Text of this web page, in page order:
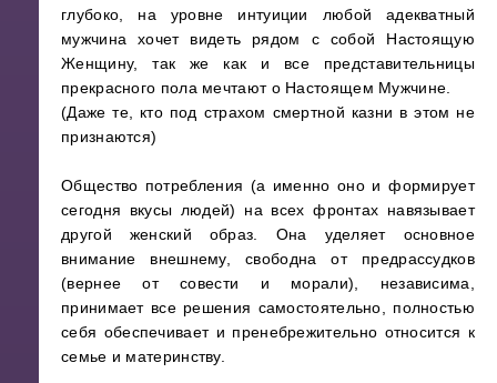
глубоко, на уровне интуиции любой адекватный
мужчина хочет видеть рядом с собой Настоящую
Женщину, так же как и все представительницы
прекрасного пола мечтают о Настоящем Мужчине.
(Даже те, кто под страхом смертной казни в этом не
признаются)
Общество потребления (а именно оно и формирует
сегодня вкусы людей) на всех фронтах навязывает
другой женский образ. Она уделяет основное
внимание внешнему, свободна от предрассудков
(вернее от совести и морали), независима,
принимает все решения самостоятельно, полностью
себя обеспечивает и пренебрежительно относится к
семье и материнству.